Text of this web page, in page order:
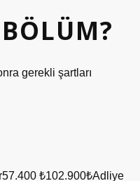
gerekli şartları
₺102.900₺Adliye